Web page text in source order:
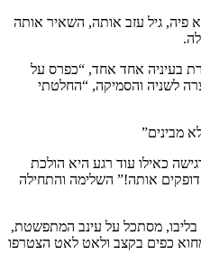
פיה, גיל עזב אותה, השאיר אותה
בעיניה אחד אחד, “כפרס על
לשניה והסמיקה, “החלטתי
מבינים”
כאילו עוד רגע היא הולכת
אותה!” השלימה והתחילה
בליבו, מסתכל על עינב המתפשטת,
כפים בקצב ולאט לאט הצטרפו